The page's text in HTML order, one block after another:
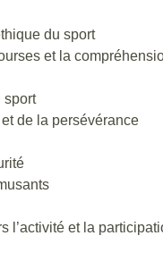
du sport
et la
sport
de la persévérance
l’activité et la